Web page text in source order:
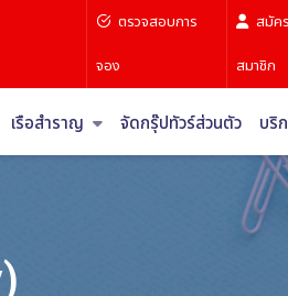
ตรวจสอบการ
จอง
สมัคร
สมาชิก
เรือสำราญ จัดกรุ๊ปทัวร์ส่วนตัว บริ